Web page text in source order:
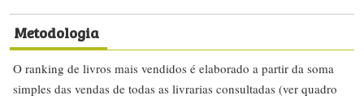
Metodologia
O ranking de livros mais vendidos é elaborado a partir da soma
simples das vendas de todas as livrarias consultadas (ver quadro